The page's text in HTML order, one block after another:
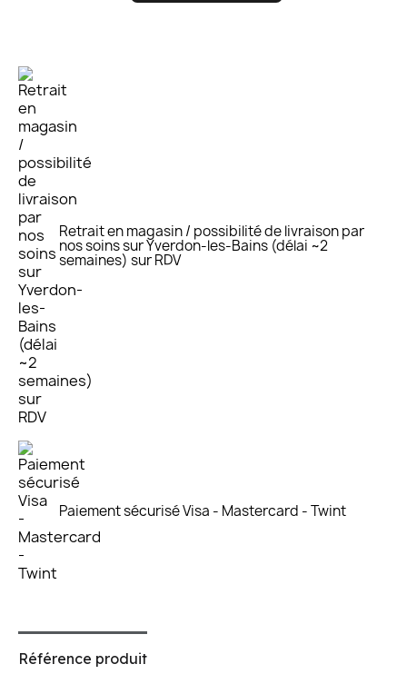
Retrait en magasin / possibilité de livraison par
nos soins sur Yverdon-les-Bains (délai ~2
semaines) sur RDV
Paiement sécurisé Visa - Mastercard - Twint
Référence produit